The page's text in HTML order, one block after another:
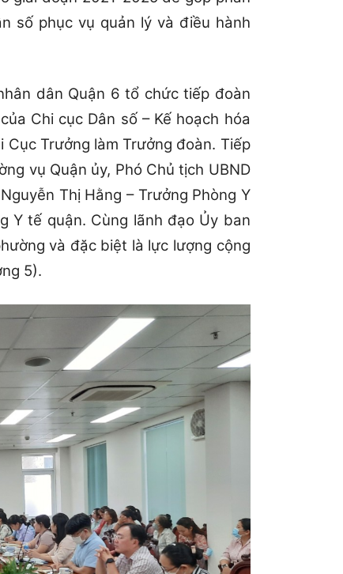
số phục vụ quản lý và điều hành
dân Quận 6 tổ chức tiếp đoàn
Chi cục Dân số – Kế hoạch hóa
Cục Trưởng làm Trưởng đoàn. Tiếp
vụ Quận ủy, Phó Chủ tịch UBND
Thị Hằng – Trưởng Phòng Y
Y tế quận. Cùng lãnh đạo Ủy ban
và đặc biệt là lực lượng cộng
5).